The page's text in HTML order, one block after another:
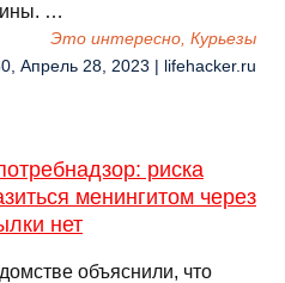
…
Это интересно, Курьезы
Апрель 28, 2023 | lifehacker.ru
риска
менингитом через
нет
объяснили, что